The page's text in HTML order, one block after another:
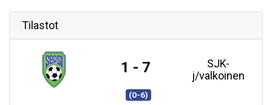
Tilastot
1 - 7
SJK-
j/valkoinen
(0-6)